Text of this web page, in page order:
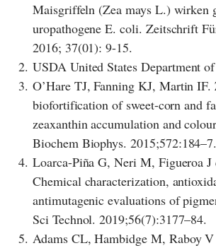
Maisgriffeln (Zea mays L.) wirken
uropathogene E. coli. Zeitschrift
2016; 37(01): 9-15.
2. USDA United States Department
3. O’Hare TJ, Fanning KJ, Martin IF.
biofortification of sweet-corn and
zeaxanthin accumulation and
Biochem Biophys. 2015;572:184–7.
4. Loarca-Piña G, Neri M, Figueroa J
Chemical characterization,
antimutagenic evaluations of
Sci Technol. 2019;56(7):3177–84.
5. Adams CL, Hambidge M, Raboy